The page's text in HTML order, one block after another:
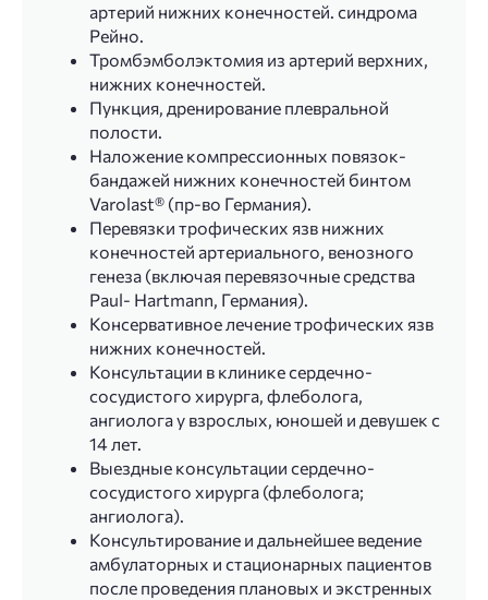
артерий нижних конечностей. синдрома
Рейно.
Тромбэмболэктомия из артерий верхних,
нижних конечностей.
Пункция, дренирование плевральной
полости.
Наложение компрессионных повязок-
бандажей нижних конечностей бинтом
Varolast® (пр-во Германия).
Перевязки трофических язв нижних
конечностей артериального, венозного
генеза (включая перевязочные средства
Paul- Hartmann, Германия).
Консервативное лечение трофических язв
нижних конечностей.
Консультации в клинике сердечно-
сосудистого хирурга, флеболога,
ангиолога у взрослых, юношей и девушек с
14 лет.
Выездные консультации сердечно-
сосудистого хирурга (флеболога;
ангиолога).
Консультирование и дальнейшее ведение
амбулаторных и стационарных пациентов
после проведения плановых и экстренных